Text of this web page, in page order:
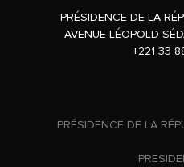
PRÉSIDENCE DE LA
AVENUE LÉOPOLD
+221 33
PRÉSIDENCE DE LA